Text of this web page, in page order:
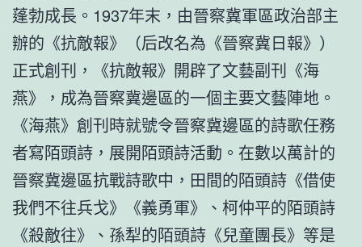
蓬勃成長。1937年末，由晉察冀軍區政治部主
辦的《抗敵報》（后改名為《晉察冀日報》）
正式創刊，《抗敵報》開辟了文藝副刊《海
燕》，成為晉察冀邊區的一個主要文藝陣地。
《海燕》創刊時就號令晉察冀邊區的詩歌任務
者寫陌頭詩，展開陌頭詩活動。在數以萬計的
晉察冀邊區抗戰詩歌中，田間的陌頭詩《借使
我們不往兵戈》《義勇軍》、柯仲平的陌頭詩
《殺敵往》、孫犁的陌頭詩《兒童團長》等是